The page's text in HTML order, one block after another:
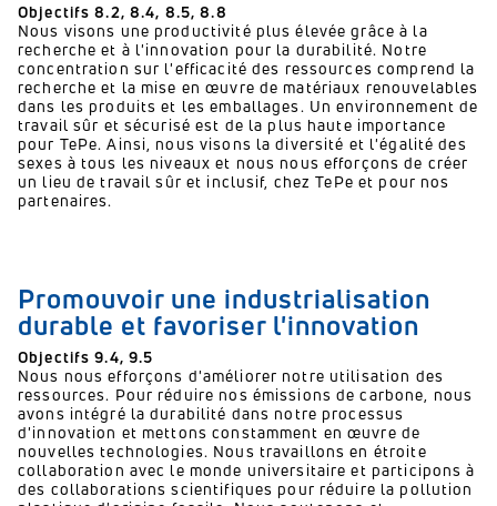
Objectifs 8.2, 8.4, 8.5, 8.8
Nous visons une productivité plus élevée grâce à la
recherche et à l'innovation pour la durabilité. Notre
concentration sur l'efficacité des ressources comprend la
recherche et la mise en œuvre de matériaux renouvelables
dans les produits et les emballages. Un environnement de
travail sûr et sécurisé est de la plus haute importance
pour TePe. Ainsi, nous visons la diversité et l'égalité des
sexes à tous les niveaux et nous nous efforçons de créer
un lieu de travail sûr et inclusif, chez TePe et pour nos
partenaires.
Promouvoir une industrialisation
durable et favoriser l'innovation
Objectifs 9.4, 9.5
Nous nous efforçons d'améliorer notre utilisation des
ressources. Pour réduire nos émissions de carbone, nous
avons intégré la durabilité dans notre processus
d'innovation et mettons constamment en œuvre de
nouvelles technologies. Nous travaillons en étroite
collaboration avec le monde universitaire et participons à
des collaborations scientifiques pour réduire la pollution